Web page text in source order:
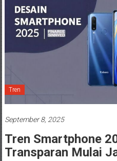
Tren
September 8, 2025
Tren Smartphone
Transparan Mulai